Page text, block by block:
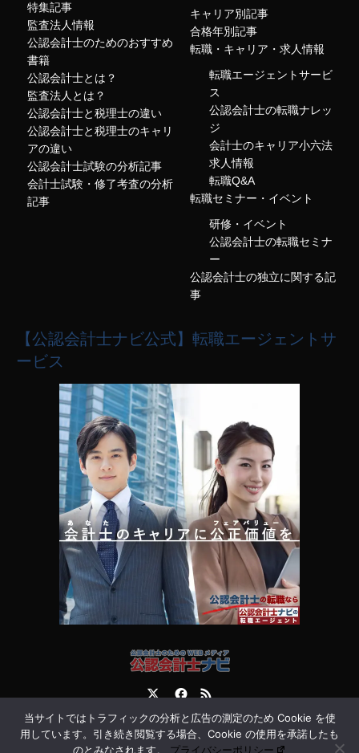
特集記事
監査法人情報
公認会計士のためのおすすめ
書籍
公認会計士とは？
監査法人とは？
公認会計士と税理士の違い
公認会計士と税理士のキャリ
アの違い
公認会計士試験の分析記事
会計士試験・修了考査の分析
記事
キャリア別記事
合格年別記事
転職・キャリア・求人情報
転職エージェントサービ
ス
公認会計士の転職ナレッ
ジ
会計士のキャリア小六法
求人情報
転職Q&A
転職セミナー・イベント
研修・イベント
公認会計士の転職セミナ
ー
公認会計士の独立に関する記
事
【公認会計士ナビ公式】転職エージェントサ
ービス
運営会社 お問合せ
当サイトではトラフィックの分析と広告の測定のため Cookie を使
用しています。引き続き閲覧する場合、Cookie の使用を承諾したも
のとみなされます。 プライバシーポリシー